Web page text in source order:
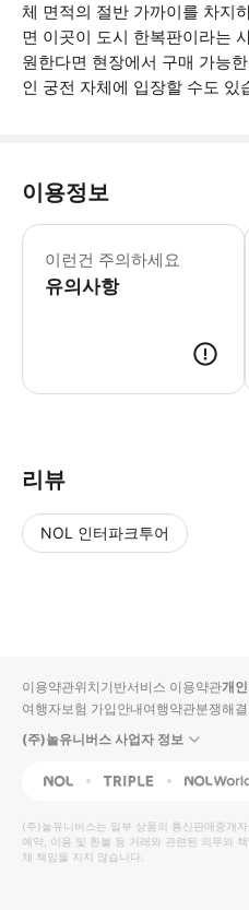
체 면적의 절반 가까이를 차지
면 이곳이 도시 한복판이라는
원한다면 현장에서 구매 가능
인 궁전 자체에 입장할 수도 있
이용정보
이런건 주의하세요
유의사항
리뷰
NOL 인터파크투어
입니
다.
높
은
순
동
영
상
순
상
이용약관위치기반서비스 이용약관개
여행자보험 가입안내여행약관분쟁해
(주)놀유니버스 사업자 정보
NOL Triple Interpark
(주)놀유니버스는 일부 상품의 통신판매중개
예약, 이용 및 환불 등 거래와 관련된 의무와
체 책임을 지지 않습니다.